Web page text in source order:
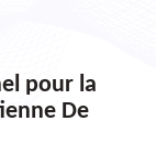
pour la
De